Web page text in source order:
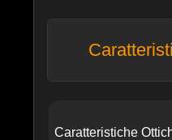
Caratteristiche